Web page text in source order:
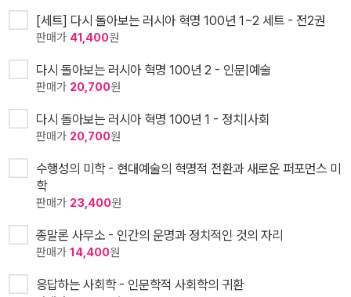
[세트] 다시 돌아보는 러시아 혁명 100년 1~2 세트 - 전2권
판매가 41,400원
다시 돌아보는 러시아 혁명 100년 2 - 인문|예술
판매가 20,700원
다시 돌아보는 러시아 혁명 100년 1 - 정치|사회
판매가 20,700원
수행성의 미학 - 현대예술의 혁명적 전환과 새로운 퍼포먼스 미
학
판매가 23,400원
종말론 사무소 - 인간의 운명과 정치적인 것의 자리
판매가 14,400원
응답하는 사회학 - 인문학적 사회학의 귀환